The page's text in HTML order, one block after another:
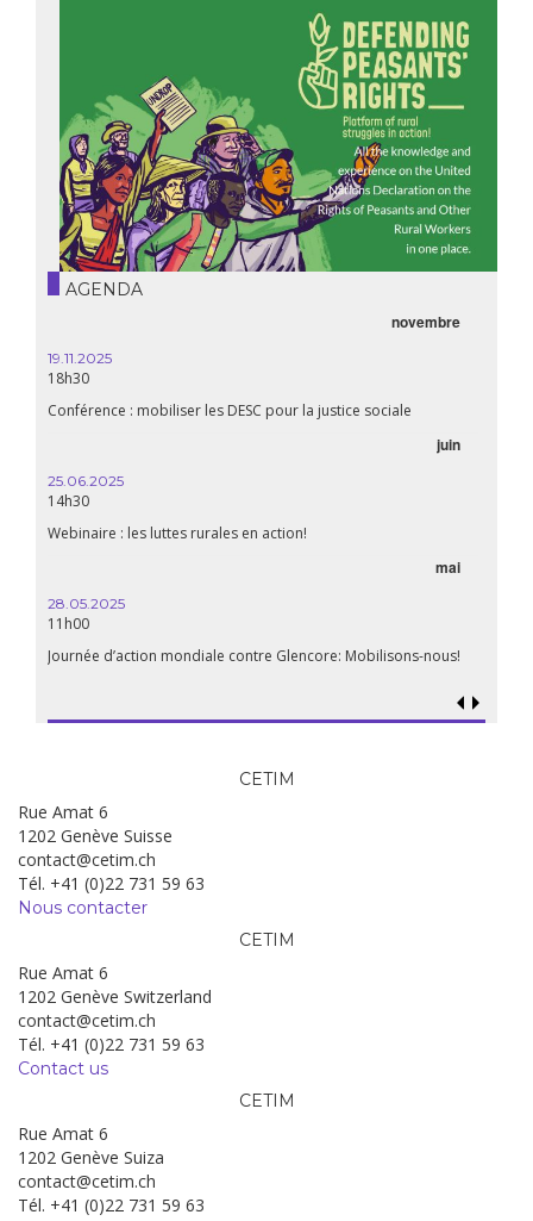
AGENDA
novembre
19.11.2025
18h30
Conférence : mobiliser les DESC pour la justice sociale
juin
25.06.2025
14h30
Webinaire : les luttes rurales en action!
mai
28.05.2025
11h00
Journée d’action mondiale contre Glencore: Mobilisons-nous!
CETIM
Rue Amat 6
1202 Genève Suisse
contact@cetim.ch
Tél. +41 (0)22 731 59 63
Nous contacter
CETIM
Rue Amat 6
1202 Genève Switzerland
contact@cetim.ch
Tél. +41 (0)22 731 59 63
Contact us
CETIM
Rue Amat 6
1202 Genève Suiza
contact@cetim.ch
Tél. +41 (0)22 731 59 63